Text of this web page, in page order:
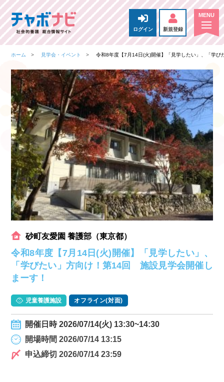
ログイン 新規登録
ホーム 見学会・イベント 令和8年度【7月14日(火)開催】「見学したい」、「学
砂町友愛園 養護部（東京都）
令和8年度【7月14日(火)開催】「見学したい」、
「学びたい」方向け！第14回 施設見学会開催し
まーす！
児童養護施設 オフライン(対面)
開催日時 2026/07/14(火) 13:30~14:30
開場時間 2026/07/14 13:15
申込締切 2026/07/14 23:59